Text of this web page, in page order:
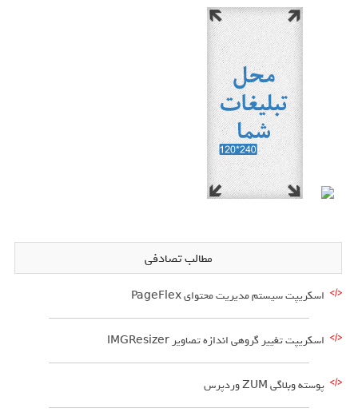
مطالب تصادفی
اسکریپت سیستم مدیریت محتوای PageFlex
اسکریپت تغییر گروهی اندازه تصاویر IMGResizer
پوسته وبلاگی ZUM وردپرس